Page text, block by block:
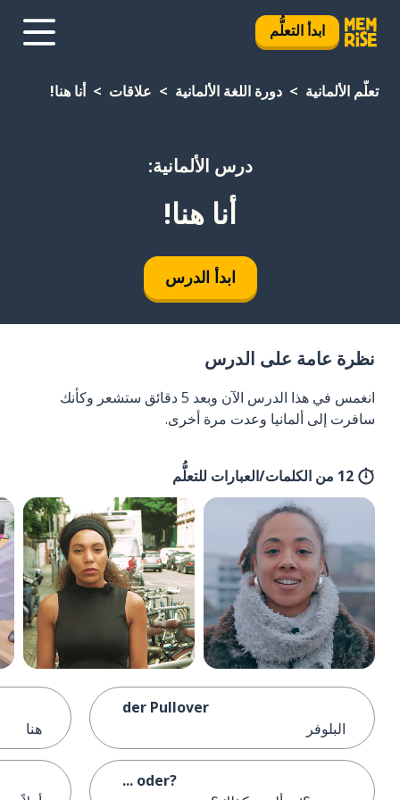
ابدأ التعلُّم
تعلَّم الألمانية دورة اللغة الألمانية علاقات أنا هنا!
درس الألمانية:
أنا هنا!
ابدأ الدرس
نظرة عامة على الدرس
انغمس في هذا الدرس الآن وبعد 5 دقائق ستشعر وكأنك
سافرت إلى ألمانيا وعدت مرة أخرى.
12 من الكلمات/العبارات للتعلُّم
der Pullover
البلوفر
... oder?
هنا